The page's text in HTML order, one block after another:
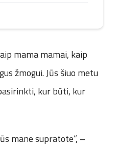
mama mamai, kaip
žmogui. Jūs šiuo metu
kur būti, kur
mane supratote“, –